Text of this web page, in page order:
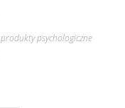
produkty psychologiczne